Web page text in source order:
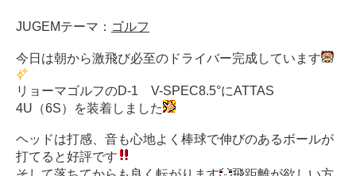
JUGEMテーマ： ゴルフ
今日は朝から激飛び必至のドライバー完成しています
リョーマゴルフのD-1 V-SPEC8.5°にATTAS
4U（6S）を装着しました
ヘッドは打感、音も心地よく棒球で伸びのあるボールが
打てると好評です